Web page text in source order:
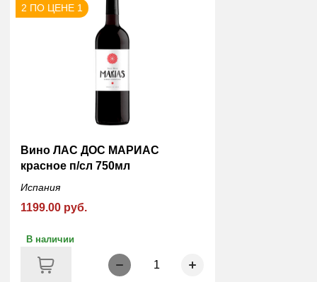
2 ПО ЦЕНЕ 1
Вино ЛАС ДОС МАРИАС
красное п/сл 750мл
Испания
1199.00 руб.
В наличии
1